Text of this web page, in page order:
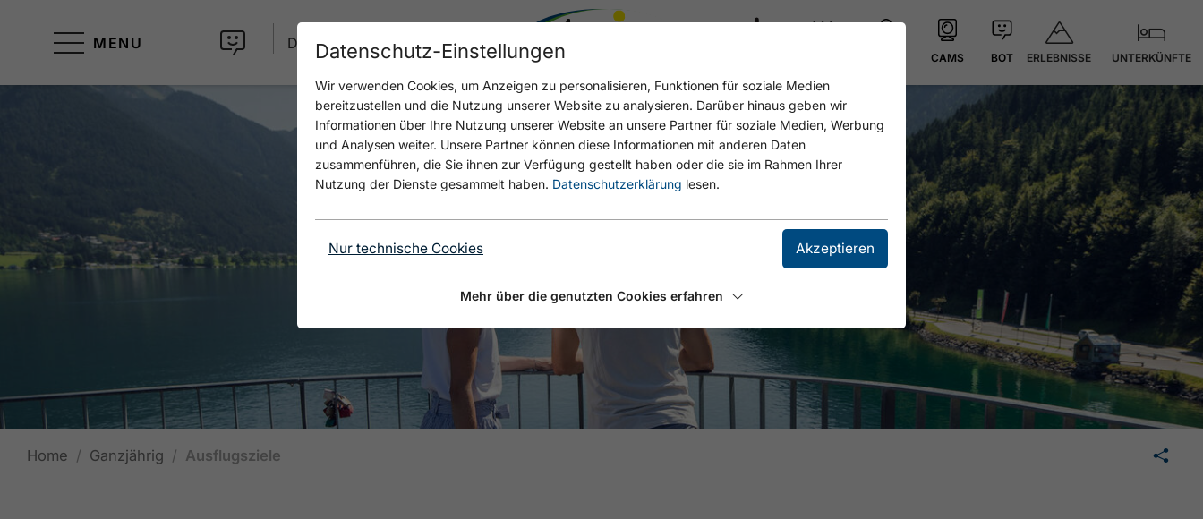
MENU DE
CAMS BOT ERLEBNISSE UNTERKÜNFTE
Home Ganzjährig Ausflugsziele 🛄
Datenschutz-Einstellungen
Wir verwenden Cookies, um Anzeigen zu personalisieren, Funktionen für soziale Medien
bereitzustellen und die Nutzung unserer Website zu analysieren. Darüber hinaus geben wir
Informationen über Ihre Nutzung unserer Website an unsere Partner für soziale Medien, Werbung
und Analysen weiter. Unsere Partner können diese Informationen mit anderen Daten
zusammenführen, die Sie ihnen zur Verfügung gestellt haben oder die sie im Rahmen Ihrer
Nutzung der Dienste gesammelt haben. Datenschutzerklärung lesen.
Nur technische Cookies Akzeptieren
Mehr über die genutzten Cookies erfahren